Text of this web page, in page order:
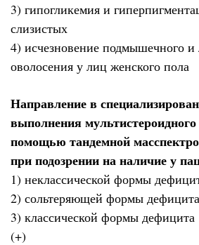
3) гипогликемия и
слизистых
4) исчезновение подмышечного и
оволосения у лиц женского пола
Направление в
выполнения мультистероидного
помощью тандемной
при подозрении на наличие у
1) неклассической формы
2) сольтеряющей формы
3) классической формы дефицита
(+)